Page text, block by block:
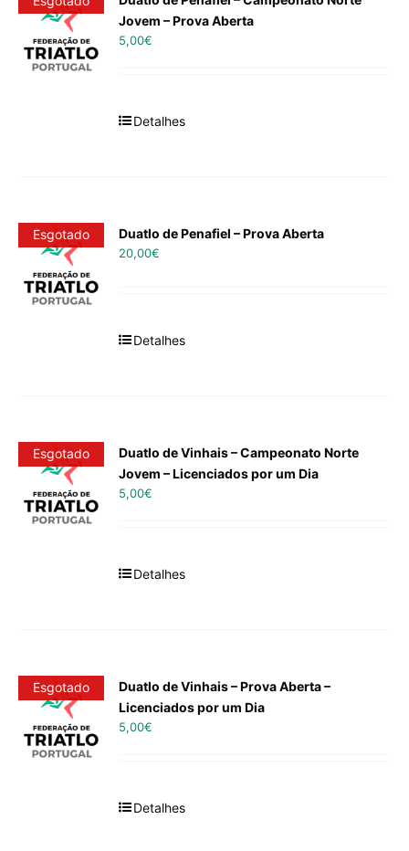
Jovem – Prova Aberta
5,00€
Detalhes
Esgotado Duatlo de Penafiel – Prova Aberta
20,00€
Detalhes
Esgotado
Duatlo de Vinhais – Campeonato Norte
Jovem – Licenciados por um Dia
5,00€
Detalhes
Esgotado
Duatlo de Vinhais – Prova Aberta –
Licenciados por um Dia
5,00€
Detalhes